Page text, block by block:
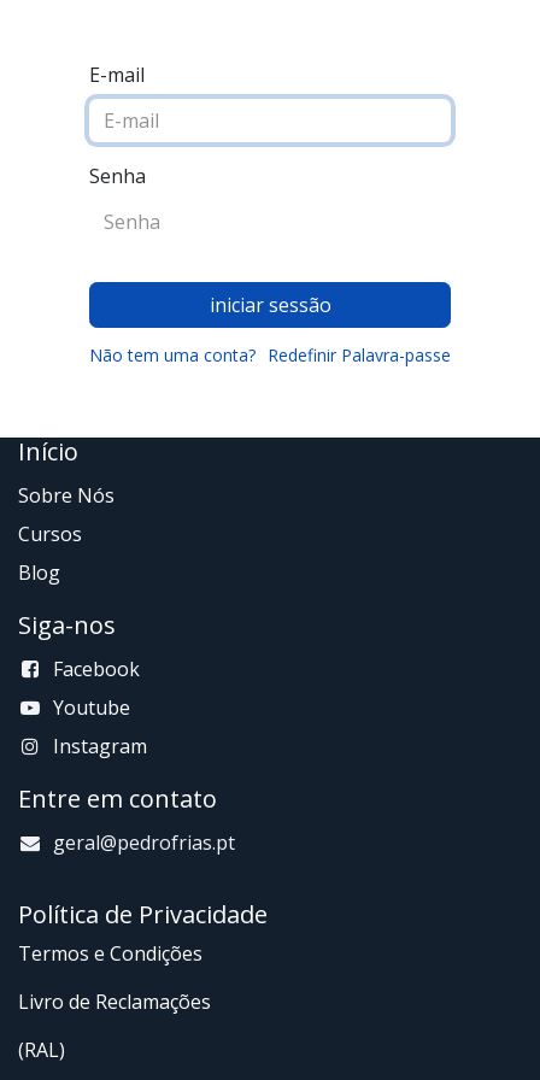
E-mail
Senha
iniciar sessão
Não tem uma conta? Redefinir Palavra-passe
Início
Sobre Nós
Cursos
Blog
Siga-nos
Facebook
Youtube
Instagram
Entre em contato
geral@pedrofrias.pt
Política de Privacidade
Termos e Condições
Livro de Reclamações
(RAL)